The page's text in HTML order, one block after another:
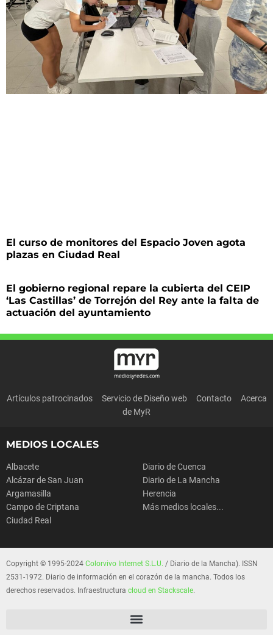
El curso de monitores del Espacio Joven agota
plazas en Ciudad Real
El gobierno regional repare la cubierta del CEIP
‘Las Castillas’ de Torrejón del Rey ante la falta de
actuación del ayuntamiento
Artículos patrocinados Servicio de Diseño web Contacto
Acerca
de MyR
MEDIOS LOCALES
Albacete
Alcázar de San Juan
Argamasilla
Campo de Criptana
Ciudad Real
Diario de Cuenca
Diario de La Mancha
Herencia
Más medios locales...
Copyright © 1995-2024 Colorvivo Internet S.L.U. / Diario de la Mancha). ISSN
2531-1972. Diario de información en el corazón de la mancha. Todos los
derechos reservados. Infraestructura cloud en Stackscale.